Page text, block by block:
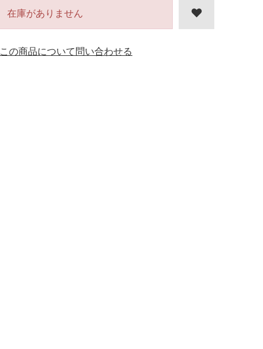
在庫がありません
この商品について問い合わせる